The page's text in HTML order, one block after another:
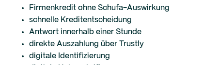
Firmenkredit ohne Schufa-Auswirkung
schnelle Kreditentscheidung
Antwort innerhalb einer Stunde
direkte Auszahlung über Trustly
digitale Identifizierung